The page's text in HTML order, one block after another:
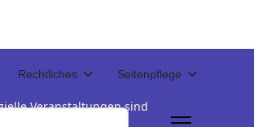
Rechtliches Seitenpflege
Veranstaltungen sind
der Termintabelle